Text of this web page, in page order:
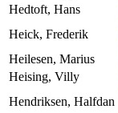
Hedtoft, Hans
Heick, Frederik
Heilesen, Marius
Heising, Villy
Hendriksen, Halfdan